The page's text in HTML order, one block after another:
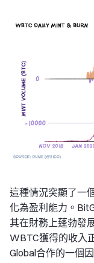
這種情況突顯了一
化為盈利能力。
其在財務上蓬勃發
WBTC獲得的收入
Global合作的一個